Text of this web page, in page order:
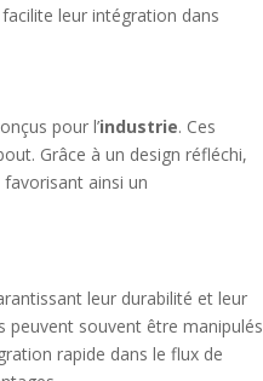
leur intégration dans
pour l’industrie. Ces
Grâce à un design réfléchi,
favorisant ainsi un
leur durabilité et leur
peuvent souvent être manipulés
rapide dans le flux de